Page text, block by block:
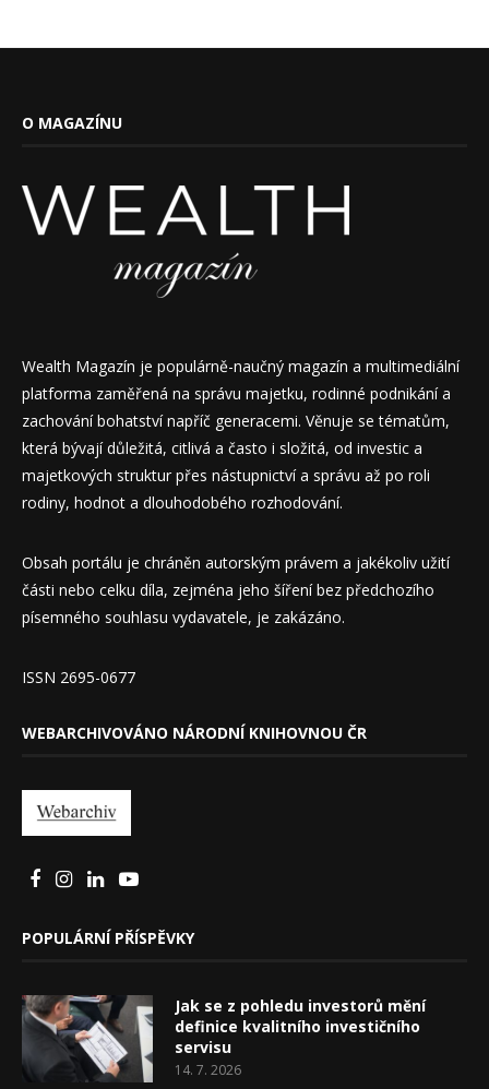
O MAGAZÍNU
Wealth Magazín je populárně-naučný magazín a multimediální
platforma zaměřená na správu majetku, rodinné podnikání a
zachování bohatství napříč generacemi. Věnuje se tématům,
která bývají důležitá, citlivá a často i složitá, od investic a
majetkových struktur přes nástupnictví a správu až po roli
rodiny, hodnot a dlouhodobého rozhodování.
Obsah portálu je chráněn autorským právem a jakékoliv užití
části nebo celku díla, zejména jeho šíření bez předchozího
písemného souhlasu vydavatele, je zakázáno.
ISSN 2695-0677
WEBARCHIVOVÁNO NÁRODNÍ KNIHOVNOU ČR
POPULÁRNÍ PŘÍSPĚVKY
Jak se z pohledu investorů mění
definice kvalitního investičního
servisu
14. 7. 2026